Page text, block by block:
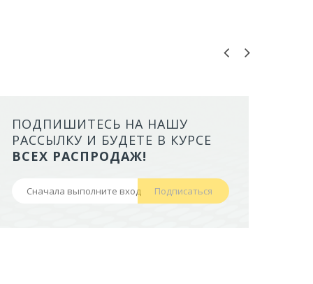
ЛОТОК ДЛЯ КОШЕК (С
БОРТАМИ И СЕТКОЙ) СЕРЫЙ
657,60 руб
ПОДПИШИТЕСЬ НА НАШУ
РАССЫЛКУ И БУДЕТЕ В КУРСЕ
ВСЕХ РАСПРОДАЖ!
Подписаться